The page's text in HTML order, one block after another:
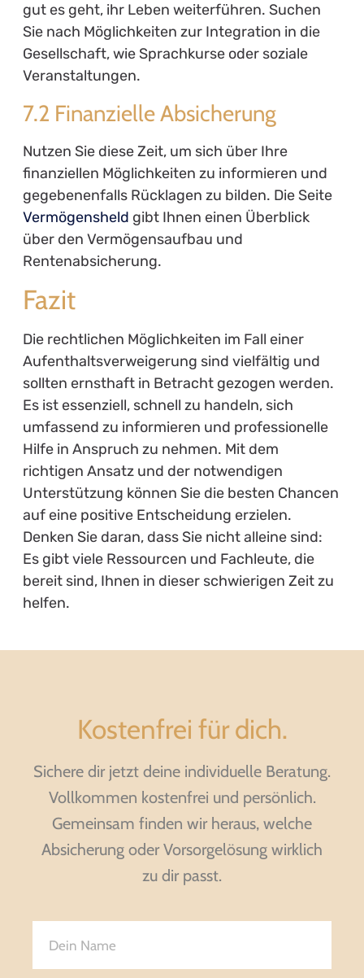
gut es geht, ihr Leben weiterführen. Suchen
Sie nach Möglichkeiten zur Integration in die
Gesellschaft, wie Sprachkurse oder soziale
Veranstaltungen.
7.2 Finanzielle Absicherung
Nutzen Sie diese Zeit, um sich über Ihre
finanziellen Möglichkeiten zu informieren und
gegebenenfalls Rücklagen zu bilden. Die Seite
Vermögensheld gibt Ihnen einen Überblick
über den Vermögensaufbau und
Rentenabsicherung.
Fazit
Die rechtlichen Möglichkeiten im Fall einer
Aufenthaltsverweigerung sind vielfältig und
sollten ernsthaft in Betracht gezogen werden.
Es ist essenziell, schnell zu handeln, sich
umfassend zu informieren und professionelle
Hilfe in Anspruch zu nehmen. Mit dem
richtigen Ansatz und der notwendigen
Unterstützung können Sie die besten Chancen
auf eine positive Entscheidung erzielen.
Denken Sie daran, dass Sie nicht alleine sind:
Es gibt viele Ressourcen und Fachleute, die
bereit sind, Ihnen in dieser schwierigen Zeit zu
helfen.
Kostenfrei für dich.
Sichere dir jetzt deine individuelle Beratung.
Vollkommen kostenfrei und persönlich.
Gemeinsam finden wir heraus, welche
Absicherung oder Vorsorgelösung wirklich
zu dir passt.